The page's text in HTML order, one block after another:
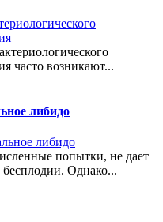
часто возникают...
либидо
попытки, не дает
Однако...